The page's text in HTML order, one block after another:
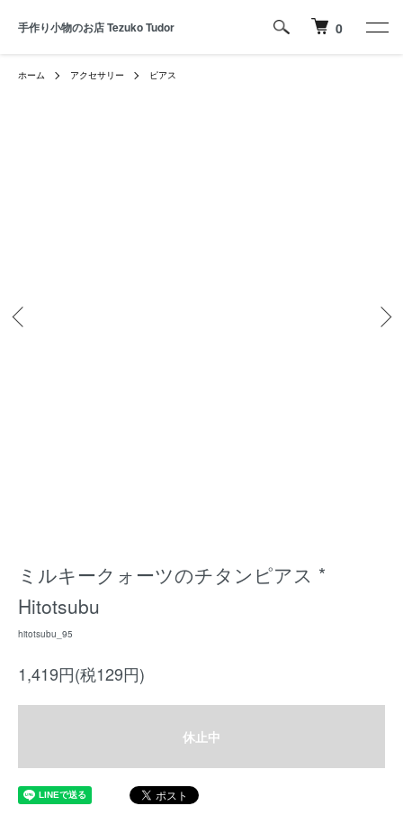
手作り小物のお店 Tezuko Tudor 0
ホーム アクセサリー ピアス
ミルキークォーツのチタンピアス *
Hitotsubu
hitotsubu_95
1,419円(税129円)
休止中